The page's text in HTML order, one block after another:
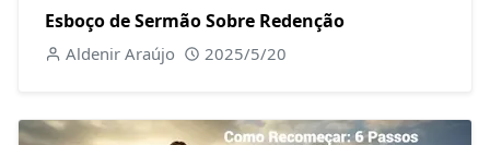
Esboço de Sermão Sobre Redenção
Aldenir Araújo 2025/5/20